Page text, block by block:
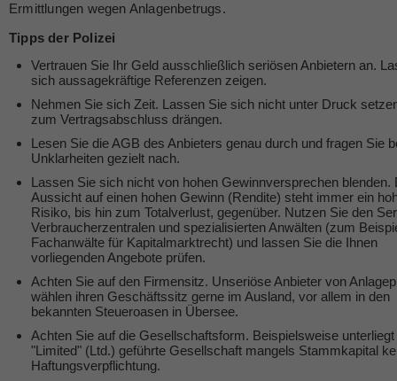
Ermittlungen wegen Anlagenbetrugs.
Tipps der Polizei
Vertrauen Sie Ihr Geld ausschließlich seriösen Anbietern an.
sich aussagekräftige Referenzen zeigen.
Nehmen Sie sich Zeit. Lassen Sie sich nicht unter Druck
zum Vertragsabschluss drängen.
Lesen Sie die AGB des Anbieters genau durch und fragen Sie
Unklarheiten gezielt nach.
Lassen Sie sich nicht von hohen Gewinnversprechen blenden.
Aussicht auf einen hohen Gewinn (Rendite) steht immer ein
Risiko, bis hin zum Totalverlust, gegenüber. Nutzen Sie den
Verbraucherzentralen und spezialisierten Anwälten (zum
Fachanwälte für Kapitalmarktrecht) und lassen Sie die Ihnen
vorliegenden Angebote prüfen.
Achten Sie auf den Firmensitz. Unseriöse Anbieter von
wählen ihren Geschäftssitz gerne im Ausland, vor allem in den
bekannten Steueroasen in Übersee.
Achten Sie auf die Gesellschaftsform. Beispielsweise
"Limited" (Ltd.) geführte Gesellschaft mangels Stammkapital
Haftungsverpflichtung.